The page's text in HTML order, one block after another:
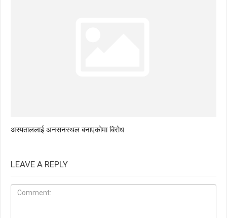
अस्पताललाई अनसनस्थल बनाएकोमा बिरोध
LEAVE A REPLY